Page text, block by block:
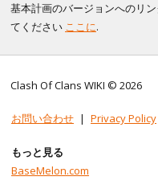
基本計画のバージョンへのリ
てください ここに.
Clash Of Clans WIKI © 2026
お問い合わせ | Privacy Policy
もっと見る
BaseMelon.com